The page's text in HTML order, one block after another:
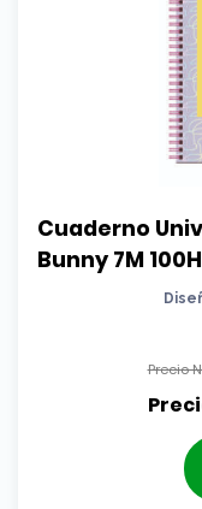
Cuaderno
Bunny 7M